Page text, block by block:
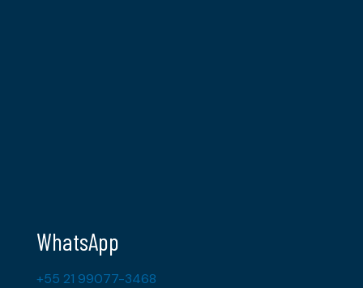
WhatsApp
+55 21 99077-3468